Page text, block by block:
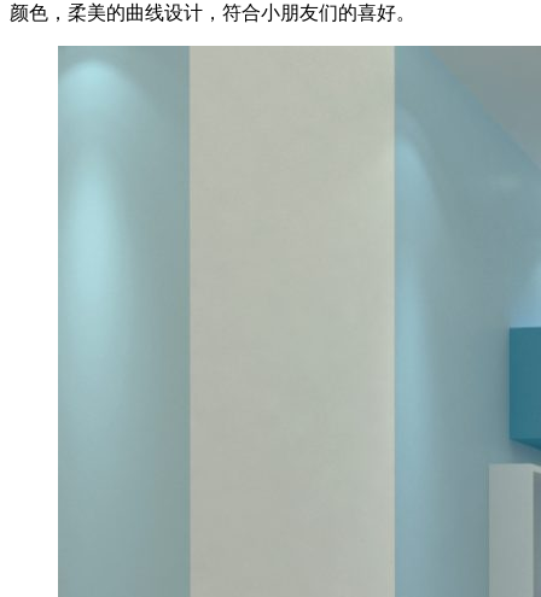
颜色，柔美的曲线设计，符合小朋友们的喜好。